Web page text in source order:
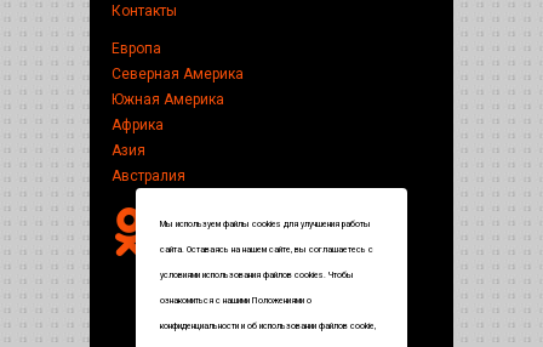
Контакты
Европа
Северная Америка
Южная Америка
Африка
Азия
Австралия
Мы используем файлы cookies для улучшения работы
сайта. Оставаясь на нашем сайте, вы соглашаетесь с
условиями использования файлов cookies. Чтобы
ознакомиться с нашими Положениями о
конфиденциальности и об использовании файлов cookie,